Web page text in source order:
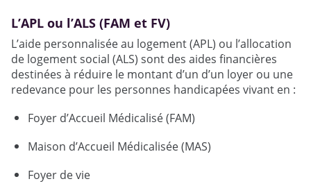
L’APL ou l’ALS (FAM et FV)
L’aide personnalisée au logement (APL) ou l’allocation
de logement social (ALS) sont des aides financières
destinées à réduire le montant d’un d’un loyer ou une
redevance pour les personnes handicapées vivant en :
Foyer d’Accueil Médicalisé (FAM)
Maison d’Accueil Médicalisée (MAS)
Foyer de vie